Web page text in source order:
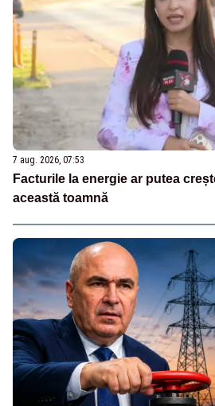
7 aug. 2026, 07:53
Facturile la energie ar putea
această toamnă